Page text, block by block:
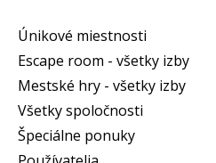
Únikové miestnosti
Escape room - všetky izby
Mestské hry - všetky izby
Všetky spoločnosti
Špeciálne ponuky